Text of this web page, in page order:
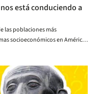
está conduciendo a
las poblaciones más
socioeconómicos en América